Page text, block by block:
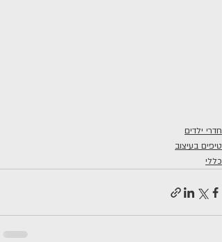
חדרי ילדים
טיפים בעיצוב
כללי